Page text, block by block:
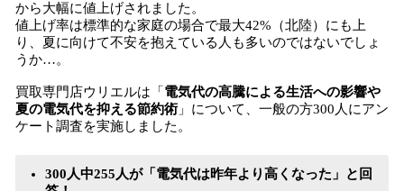
から大幅に値上げされました。
値上げ率は標準的な家庭の場合で最大42%（北陸）にも上
り、夏に向けて不安を抱えている人も多いのではないでしょ
うか…。
買取専門店ウリエルは「 電気代の高騰による生活への影響や
夏の電気代を抑える節約術」について、一般の方300人にアン
ケート調査を実施しました。
300人中255人が「電気代は昨年より高くなった」と回